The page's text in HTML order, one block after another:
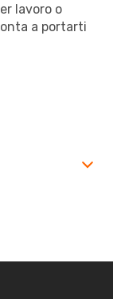
lavoro o
a portarti